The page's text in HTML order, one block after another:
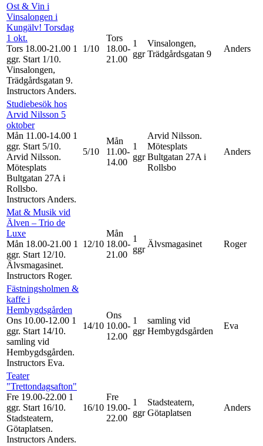
Ost & Vin i
Vinsalongen i
Kungälv! Torsdag
1 okt.
Tors 18.00-21.00 1
ggr. Start 1/10.
Vinsalongen,
Trädgårdsgatan 9.
Instructors Anders.
1/10
Tors
18.00-
21.00
1
ggr
Vinsalongen,
Trädgårdsgatan 9
Anders
Studiebesök hos
Arvid Nilsson 5
oktober
Mån 11.00-14.00 1
ggr. Start 5/10.
Arvid Nilsson.
Mötesplats
Bultgatan 27A i
Rollsbo.
Instructors Anders.
5/10
Mån
11.00-
14.00
1
ggr
Arvid Nilsson.
Mötesplats
Bultgatan 27A i
Rollsbo
Anders
Mat & Musik vid
Älven – Trio de
Luxe
Mån 18.00-21.00 1
ggr. Start 12/10.
Älvsmagasinet.
Instructors Roger.
12/10
Mån
18.00-
21.00
1
ggr
Älvsmagasinet Roger
Fästningsholmen &
kaffe i
Hembygdsgården
Ons 10.00-12.00 1
ggr. Start 14/10.
samling vid
Hembygdsgården.
Instructors Eva.
14/10
Ons
10.00-
12.00
1
ggr
samling vid
Hembygdsgården
Eva
Teater
"Trettondagsafton"
Fre 19.00-22.00 1
ggr. Start 16/10.
Stadsteatern,
Götaplatsen.
Instructors Anders.
16/10
Fre
19.00-
22.00
1
ggr
Stadsteatern,
Götaplatsen
Anders